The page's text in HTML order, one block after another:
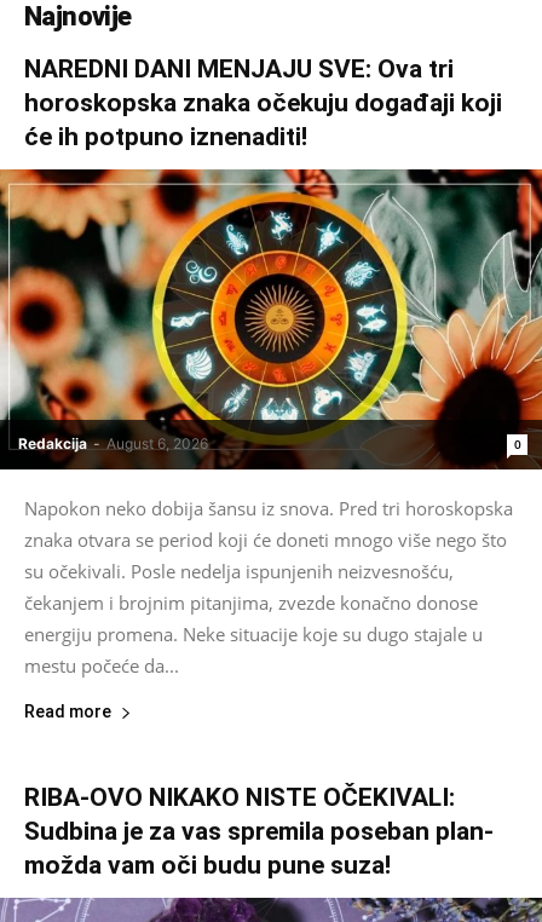
Najnovije
NAREDNI DANI MENJAJU SVE: Ova tri
horoskopska znaka očekuju događaji koji
će ih potpuno iznenaditi!
Redakcija - August 6, 2026 0
Napokon neko dobija šansu iz snova. Pred tri horoskopska
znaka otvara se period koji će doneti mnogo više nego što
su očekivali. Posle nedelja ispunjenih neizvesnošću,
čekanjem i brojnim pitanjima, zvezde konačno donose
energiju promena. Neke situacije koje su dugo stajale u
mestu počeće da...
Read more
RIBA-OVO NIKAKO NISTE OČEKIVALI:
Sudbina je za vas spremila poseban plan-
možda vam oči budu pune suza!